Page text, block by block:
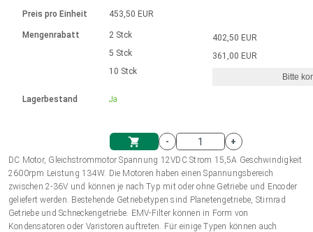
Einheitssystem
Einkaufswagen
Hubmagnete
230 - 50 Hz | 110 - 60 Hz
Drehzahlregelung für die AIS-Serie
Bürstenlose Gleichstrommotoren
mit Planetengetriebe und internem
Ø 28-42| 1-1400 rpm | <= 290Ncm
Bürstenlose DC Motor Controller
Gleichstrommotoren mit
Schneckengetriebe und Bürsten
Ø43-124mm | 31-425rpm | ≤ 41Nm
Treiber für Gleichstrommotoren mit
Synchron-Asynchron | für 1-4 Elektrozylinder
Synchron-Asynchron | für 1-4 Elektrozylinder
Français (EUR)
Polski (EUR)
Norsk (NOK)
Preis pro Einheit
Mengenrabatt
Lagerbestand
453,50 EUR
2 Stck
5 Stck
10 Stck
Ja
402,50 EUR
361,00 EUR
Bitte
-
+
DC Motor, Gleichstrommotor Spannung 12VDC Strom 15,5A Geschwindigkeit
2600rpm Leistung 134W. Die Motoren haben einen Spannungsbereich
zwischen 2-36V und können je nach Typ mit oder ohne Getriebe und Encoder
geliefert werden. Bestehende Getriebetypen sind Planetengetriebe, Stirnrad
Getriebe und Schneckengetriebe. EMV-Filter können in Form von
Kondensatoren oder Varistoren auftreten. Für einige Typen können auch